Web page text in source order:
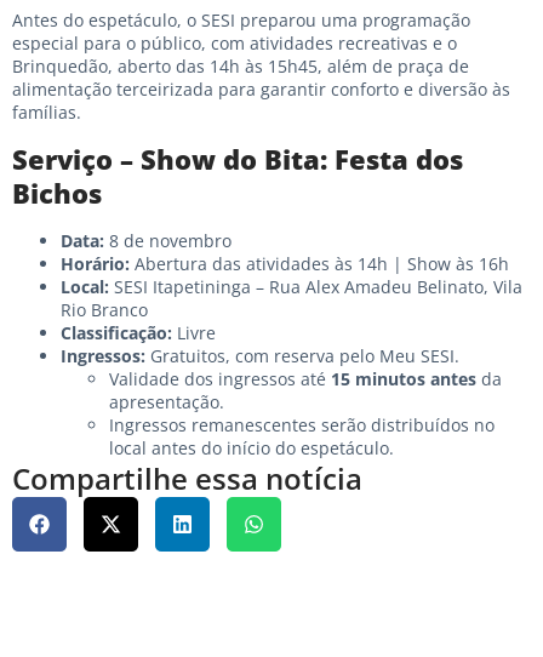
Antes do espetáculo, o SESI preparou uma programação
especial para o público, com atividades recreativas e o
Brinquedão, aberto das 14h às 15h45, além de praça de
alimentação terceirizada para garantir conforto e diversão às
famílias.
Serviço – Show do Bita: Festa dos
Bichos
Data: 8 de novembro
Horário: Abertura das atividades às 14h | Show às 16h
Local: SESI Itapetininga – Rua Alex Amadeu Belinato, Vila
Rio Branco
Classificação: Livre
Ingressos: Gratuitos, com reserva pelo Meu SESI.
Validade dos ingressos até 15 minutos antes da
apresentação.
Ingressos remanescentes serão distribuídos no
local antes do início do espetáculo.
Compartilhe essa notícia